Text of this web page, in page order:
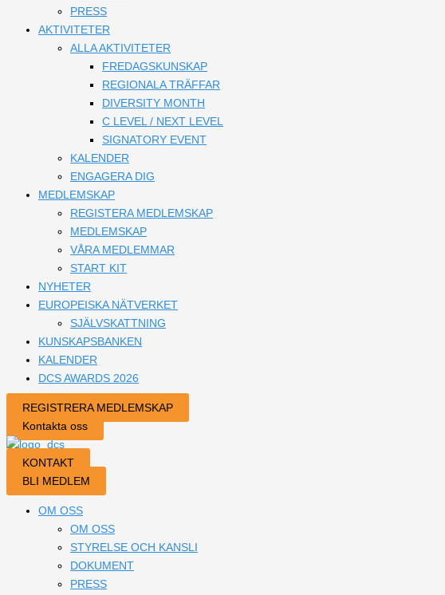
PRESS
AKTIVITETER
ALLA AKTIVITETER
FREDAGSKUNSKAP
REGIONALA TRÄFFAR
DIVERSITY MONTH
C LEVEL / NEXT LEVEL
SIGNATORY EVENT
KALENDER
ENGAGERA DIG
MEDLEMSKAP
REGISTERA MEDLEMSKAP
MEDLEMSKAP
VÅRA MEDLEMMAR
START KIT
NYHETER
EUROPEISKA NÄTVERKET
SJÄLVSKATTNING
KUNSKAPSBANKEN
KALENDER
DCS AWARDS 2026
REGISTRERA MEDLEMSKAP
Kontakta oss
KONTAKT
BLI MEDLEM
OM OSS
OM OSS
STYRELSE OCH KANSLI
DOKUMENT
PRESS